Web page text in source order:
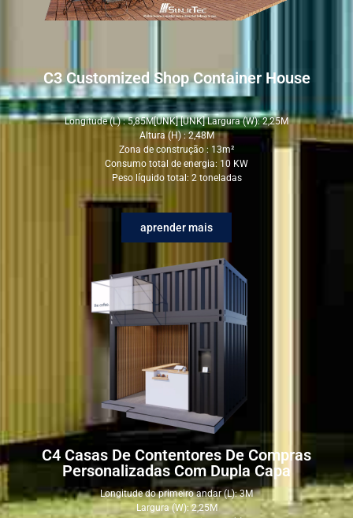
C3 Customized Shop Container House
Longitude (L) : 5,85M[UNK] [UNK] Largura (W): 2,25M
Altura (H) : 2,48M
Zona de construção : 13m²
Consumo total de energia: 10 KW
Peso líquido total: 2 toneladas
aprender mais
C4 Casas De Contentores De Compras
Personalizadas Com Dupla Capa
Longitude do primeiro andar (L): 3M
Largura (W): 2,25M